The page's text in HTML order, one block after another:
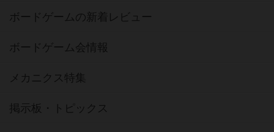
ボードゲームの新着レビュー
ボードゲーム会情報
メカニクス特集
掲示板・トピックス